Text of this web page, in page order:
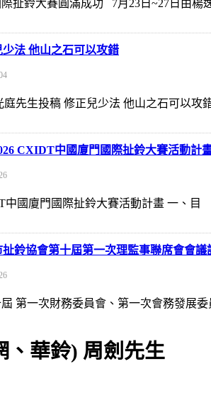
際扯鈴大賽圓滿成功 7月23日~27日由
少法 他山之石可以攻錯
先生投稿 修正兒少法 他山之石可以攻
CXIDT中國廈門國際扯鈴大賽活動計
中國廈門國際扯鈴大賽活動計畫 一、
扯鈴協會第十屆第一次理監事聯席會會議
第一次財務委員會、第一次會務發展
、華鈴) 周劍先生